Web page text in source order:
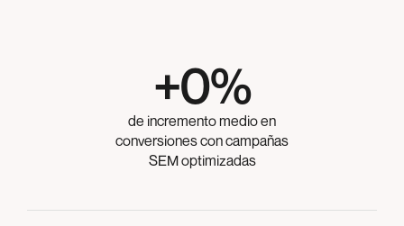
+0%
de incremento medio en
conversiones con campañas
SEM optimizadas